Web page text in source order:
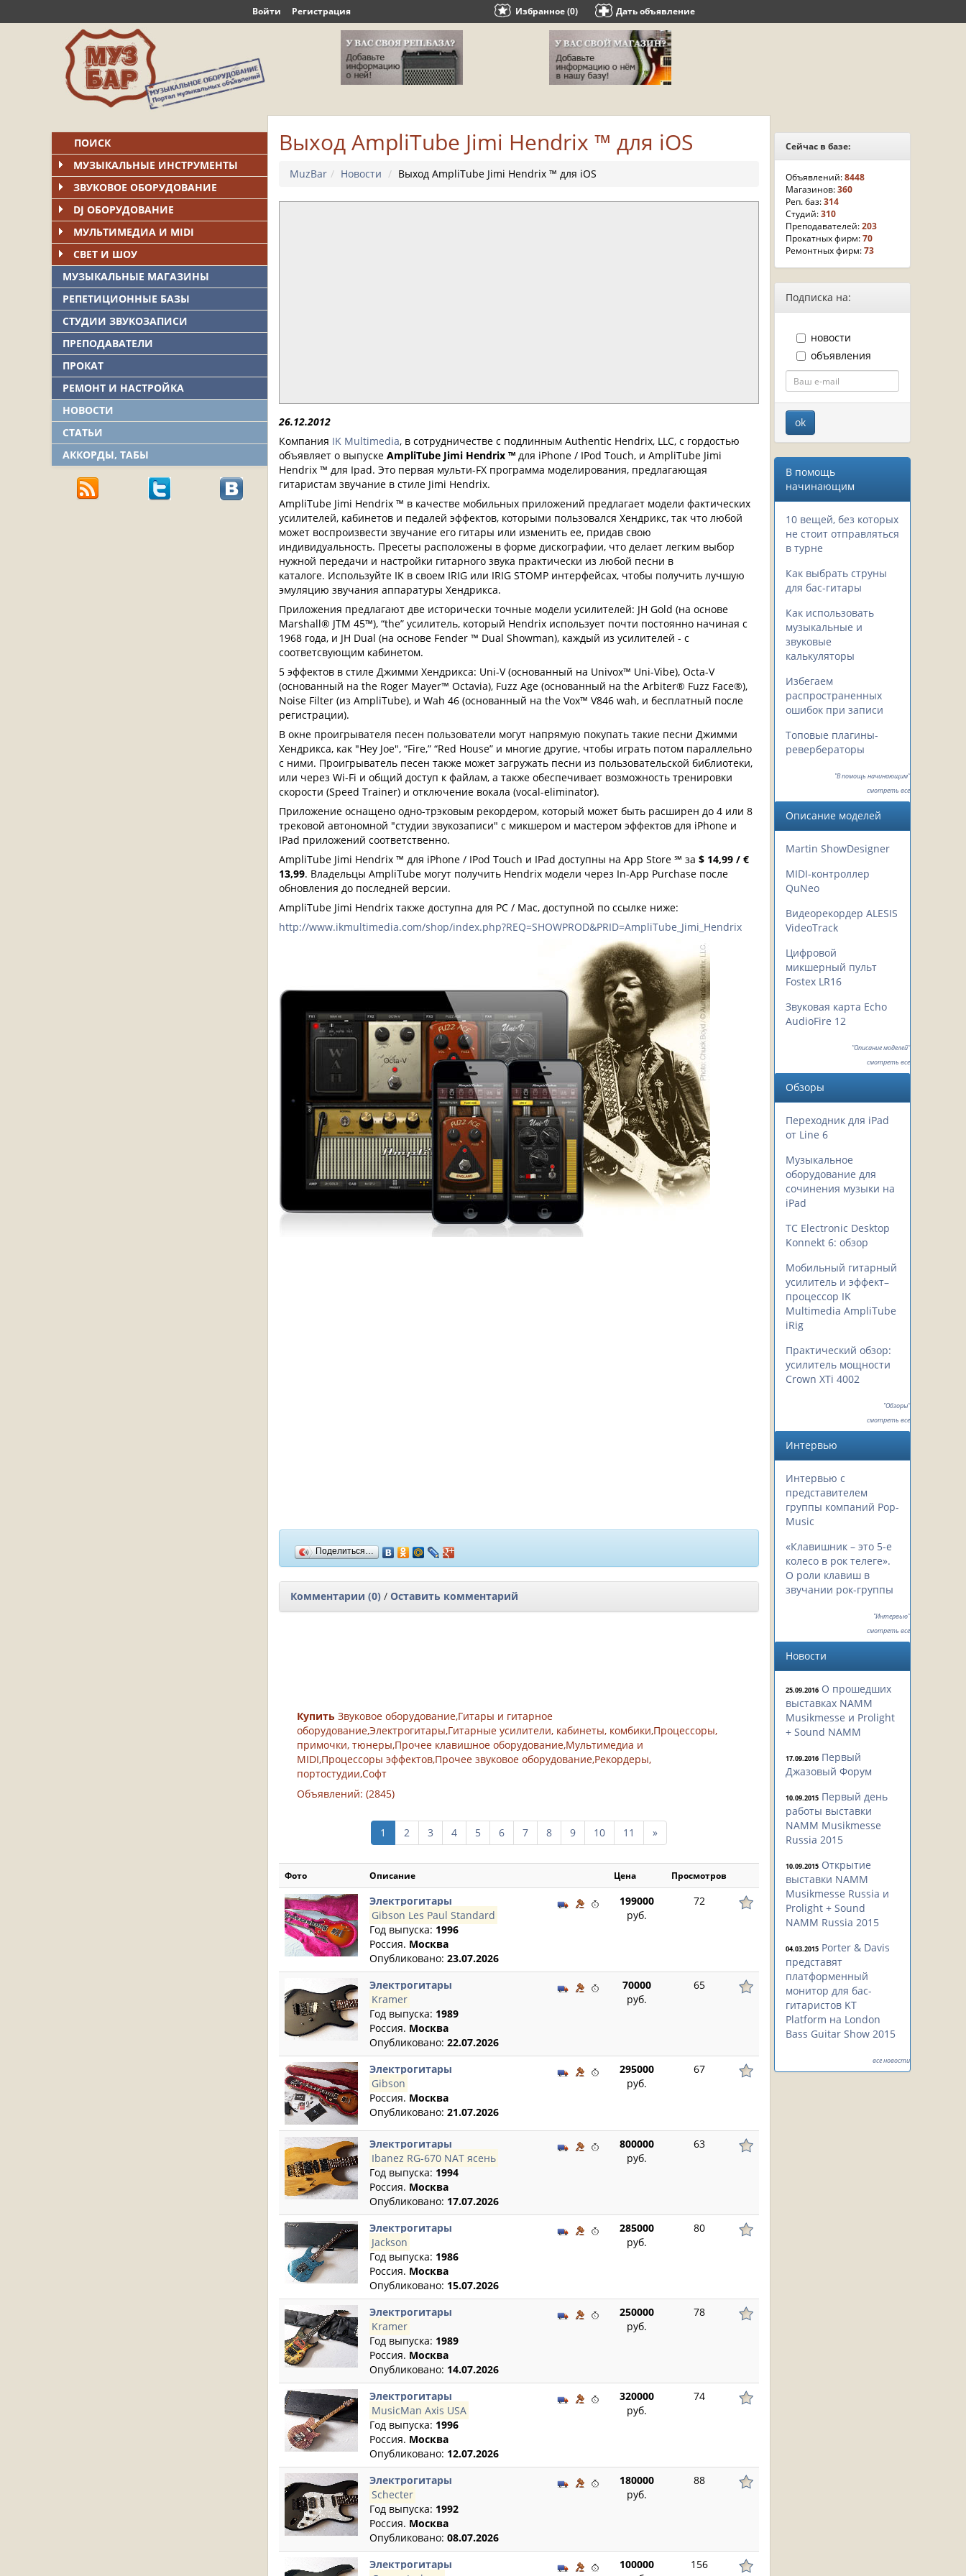
Войти Регистрация Избранное (0) Дать объявление
ПОИСК
МУЗЫКАЛЬНЫЕ ИНСТРУМЕНТЫ
ЗВУКОВОЕ ОБОРУДОВАНИЕ
DJ ОБОРУДОВАНИЕ
МУЛЬТИМЕДИА И MIDI
СВЕТ И ШОУ
МУЗЫКАЛЬНЫЕ МАГАЗИНЫ
РЕПЕТИЦИОННЫЕ БАЗЫ
СТУДИИ ЗВУКОЗАПИСИ
ПРЕПОДАВАТЕЛИ
ПРОКАТ
РЕМОНТ И НАСТРОЙКА
НОВОСТИ
СТАТЬИ
АККОРДЫ, ТАБЫ
Выход AmpliTube Jimi Hendrix ™ для iOS
MuzBar Новости Выход AmpliTube Jimi Hendrix ™ для iOS
26.12.2012
Компания IK Multimedia, в сотрудничестве с подлинным Authentic Hendrix, LLC, с гордостью
объявляет о выпуске AmpliTube Jimi Hendrix ™ для iPhone / IPod Touch, и AmpliTube Jimi
Hendrix ™ для Ipad. Это первая мульти-FX программа моделирования, предлагающая
гитаристам звучание в стиле Jimi Hendrix.
AmpliTube Jimi Hendrix ™ в качестве мобильных приложений предлагает модели фактических
усилителей, кабинетов и педалей эффектов, которыми пользовался Хендрикс, так что любой
может воспроизвести звучание его гитары или изменить ее, придав свою
индивидуальность. Пресеты расположены в форме дискографии, что делает легким выбор
нужной передачи и настройки гитарного звука практически из любой песни в
каталоге. Используйте IK в своем IRIG или IRIG STOMP интерфейсах, чтобы получить лучшую
эмуляцию звучания аппаратуры Хендрикса.
Приложения предлагают две исторически точные модели усилителей: JH Gold (на основе
Marshall® JTM 45™), “the” усилитель, который Hendrix использует почти постоянно начиная с
1968 года, и JH Dual (на основе Fender ™ Dual Showman), каждый из усилителей - с
соответсвующим кабинетом.
5 эффектов в стиле Джимми Хендрикса: Uni-V (основанный на Univox™ Uni-Vibe), Octa-V
(основанный на the Roger Mayer™ Octavia), Fuzz Age (основанный на the Arbiter® Fuzz Face®),
Noise Filter (из AmpliTube), и Wah 46 (основанный на the Vox™ V846 wah, и бесплатный после
регистрации).
В окне проигрывателя песен пользователи могут напрямую покупать такие песни Джимми
Хендрикса, как "Hey Joe", “Fire,” “Red House” и многие другие, чтобы играть потом параллельно
с ними. Проигрыватель песен также может загружать песни из пользовательской библиотеки,
или через Wi-Fi и общий доступ к файлам, а также обеспечивает возможность тренировки
скорости (Speed Trainer) и отключение вокала (vocal-eliminator).
Приложение оснащено одно-трэковым рекордером, который может быть расширен до 4 или 8
трековой автономной "студии звукозаписи" с микшером и мастером эффектов для iPhone и
IPad приложений соответственно.
AmpliTube Jimi Hendrix ™ для iPhone / IPod Touch и IPad доступны на App Store ℠ за $ 14,99 / €
13,99. Владельцы AmpliTube могут получить Hendrix модели через In-App Purchase после
обновления до последней версии.
AmpliTube Jimi Hendrix также доступна для PC / Mac, доступной по ссылке ниже:
http://www.ikmultimedia.com/shop/index.php?REQ=SHOWPROD&PRID=AmpliTube_Jimi_Hendrix
Поделиться…
Комментарии (0) / Оставить комментарий
Купить Звуковое оборудование,Гитары и гитарное
оборудование,Электрогитары,Гитарные усилители, кабинеты, комбики,Процессоры,
примочки, тюнеры,Прочее клавишное оборудование,Мультимедиа и
MIDI,Процессоры эффектов,Прочее звуковое оборудование,Рекордеры,
портостудии,Софт
Объявлений: (2845)
1 2 3 4 5 6 7 8 9 10 11 »след.
10
страниц
Фото Описание Цена Просмотров
Электрогитары
Gibson Les Paul Standard
Год выпуска: 1996
Россия. Москва
Опубликовано: 23.07.2026
199000
руб.
72
Электрогитары
Kramer
Год выпуска: 1989
Россия. Москва
Опубликовано: 22.07.2026
70000
руб.
65
Электрогитары
Gibson
Россия. Москва
Опубликовано: 21.07.2026
295000
руб.
67
Электрогитары
Ibanez RG-670 NAT ясень
Год выпуска: 1994
Россия. Москва
Опубликовано: 17.07.2026
800000
руб.
63
Электрогитары
Jackson
Год выпуска: 1986
Россия. Москва
Опубликовано: 15.07.2026
285000
руб.
80
Электрогитары
Kramer
Год выпуска: 1989
Россия. Москва
Опубликовано: 14.07.2026
250000
руб.
78
Электрогитары
MusicMan Axis USA
Год выпуска: 1996
Россия. Москва
Опубликовано: 12.07.2026
320000
руб.
74
Электрогитары
Schecter
Год выпуска: 1992
Россия. Москва
Опубликовано: 08.07.2026
180000
руб.
88
Электрогитары
100000
156
Сейчас в базе:
Объявлений:8448
Магазинов:360
Реп. баз:314
Студий:310
Преподавателей:203
Прокатных фирм:70
Ремонтных фирм:73
Подписка на:
новости
объявления
В помощь
начинающим
10 вещей, без которых
не стоит отправляться
в турне
Как выбрать струны
для бас-гитары
Как использовать
музыкальные и
звуковые
калькуляторы
Избегаем
распространенных
ошибок при записи
Топовые плагины-
ревербераторы
"В помощь начинающим"
смотреть все
Описание моделей
Martin ShowDesigner
MIDI-контроллер
QuNeo
Видеорекордер ALESIS
VideoTrack
Цифровой
микшерный пульт
Fostex LR16
Звуковая карта Echo
AudioFire 12
"Описание моделей"
смотреть все
Обзоры
Переходник для iPad
от Line 6
Музыкальное
оборудование для
сочинения музыки на
iPad
TC Electronic Desktop
Konnekt 6: обзор
Мобильный гитарный
усилитель и эффект–
процессор IK
Multimedia AmpliTube
iRig
Практический обзор:
усилитель мощности
Crown XTi 4002
"Обзоры"
смотреть все
Интервью
Интервью с
представителем
группы компаний Pop-
Music
«Клавишник – это 5-е
колесо в рок телеге».
О роли клавиш в
звучании рок-группы
"Интервью"
смотреть все
Новости
25.09.2016 О прошедших
выставках NAMM
Musikmesse и Prolight
+ Sound NAMM
17.09.2016 Первый
Джазовый Форум
10.09.2015 Первый день
работы выставки
NAMM Musikmesse
Russia 2015
10.09.2015 Открытие
выставки NAMM
Musikmesse Russia и
Prolight + Sound
NAMM Russia 2015
04.03.2015 Porter & Davis
представят
платформенный
монитор для бас-
гитаристов KT
Platform на London
Bass Guitar Show 2015
все новости